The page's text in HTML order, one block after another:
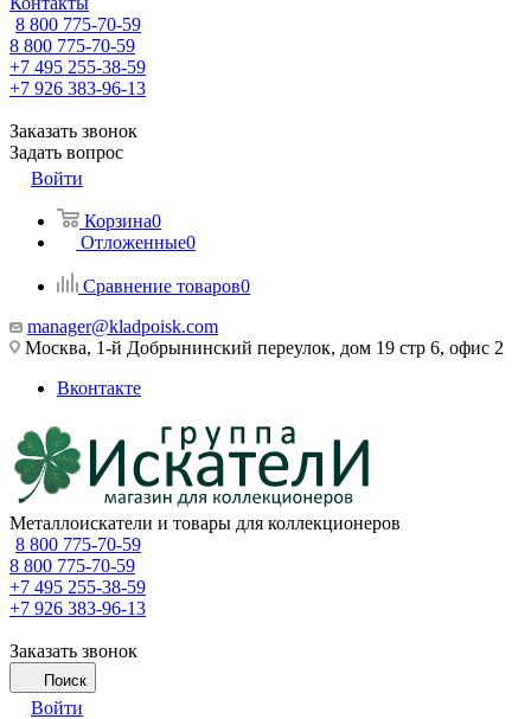
8 800 775-70-59
8 800 775-70-59
+7 495 255-38-59
+7 926 383-96-13
Заказать звонок
Задать вопрос
Войти
Корзина0
Отложенные0
Сравнение товаров0
manager@kladpoisk.com
Москва, 1-й Добрынинский переулок, дом 19 стр 6, офис 2
Вконтакте
Металлоискатели и товары для коллекционеров
8 800 775-70-59
8 800 775-70-59
+7 495 255-38-59
+7 926 383-96-13
Заказать звонок
Поиск
Войти